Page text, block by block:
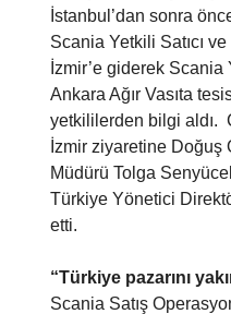
İstanbul’dan sonra
Scania Yetkili Satıcı
İzmir’e giderek Scania
Ankara Ağır Vasıta
yetkililerden bilgi aldı.
İzmir ziyaretine Doğuş
Müdürü Tolga
Türkiye Yönetici
etti.
“Türkiye pazarını
Scania Satış